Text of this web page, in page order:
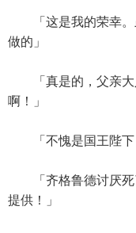
「这是我的荣幸。
做的」
「真是的，父亲大
啊！」
「不愧是国王陛下
「齐格鲁德讨厌死
提供！」